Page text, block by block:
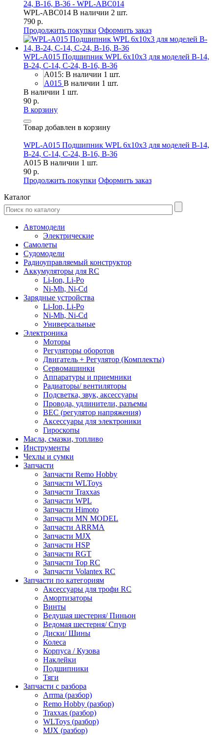
24, B-16, B-36 - WPL-ABC014
WPL-ABC014 В наличии 2 шт.
790 р.
Продолжить покупки Оформить заказ
WPL-A015 Подшипник WPL 6x10x3 для моделей B-14,
B-24, C-14, C-24, B-16, B-36
A015: В наличии 1 шт.
A015 В наличии 1 шт.
В наличии 1 шт.
90 р.
В корзину
Товар добавлен в корзину
WPL-A015 Подшипник WPL 6x10x3 для моделей B-14,
B-24, C-14, C-24, B-16, B-36
A015 В наличии 1 шт.
90 р.
Продолжить покупки Оформить заказ
Каталог
Автомодели
Электрические
Самолеты
Судомодели
Радиоуправляемый конструктор
Аккумуляторы для RC
Li-Ion, Li-Po
Ni-Mh, Ni-Cd
Зарядные устройства
Li-Ion, Li-Po
Ni-Mh, Ni-Cd
Универсальные
Электроника
Моторы
Регуляторы оборотов
Двигатель + Регулятор (Комплекты)
Сервомашинки
Аппаратуры и приемники
Радиаторы/ вентиляторы
Подсветка, звук, аксессуары
Провода, удлинители, разъемы
BEC (регулятор напряжения)
Аксессуары для электроники
Гироскопы
Масла, смазки, топливо
Инструменты
Чехлы и сумки
Запчасти
Запчасти Remo Hobby
Запчасти WLToys
Запчасти Traxxas
Запчасти WPL
Запчасти Himoto
Запчасти MN MODEL
Запчасти ARRMA
Запчасти MJX
Запчасти HSP
Запчасти RGT
Запчасти Top RC
Запчасти Volantex RC
Запчасти по категориям
Аксессуары для трофи RC
Амортизаторы
Винты
Ведущая шестерня/ Пиньон
Ведомая шестерня/ Спур
Диски/ Шины
Колеса
Корпуса / Кузова
Наклейки
Подшипники
Тяги
Запчасти с разбора
Arrma (разбор)
Remo Hobby (разбор)
Traxxas (разбор)
WLToys (разбор)
MJX (разбор)